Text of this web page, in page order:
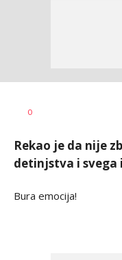
AUTOR
0
Rekao je da nije
detinjstva i svega
Bura emocija!